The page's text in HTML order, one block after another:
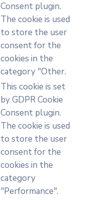
Consent plugin.
The cookie is used
to store the user
consent for the
cookies in the
category "Other.
This cookie is set
by GDPR Cookie
Consent plugin.
The cookie is used
to store the user
consent for the
cookies in the
category
"Performance".